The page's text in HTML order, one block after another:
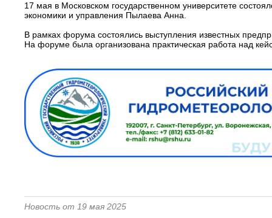
17 мая в Московском государственном университете
экономики и управления Пылаева Анна.
В рамках форума состоялись выступления известных
На форуме была организована практическая работа над
Новость от 19 мая 2025